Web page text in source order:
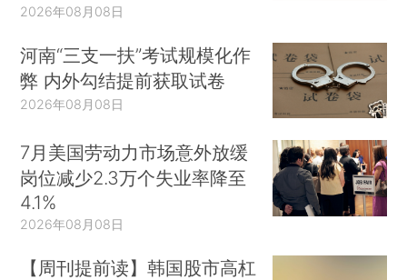
2026年08月08日
河南“三支一扶”考试规模化作
弊 内外勾结提前获取试卷
2026年08月08日
7月美国劳动力市场意外放缓
岗位减少2.3万个失业率降至
4.1%
2026年08月08日
【周刊提前读】韩国股市高杠